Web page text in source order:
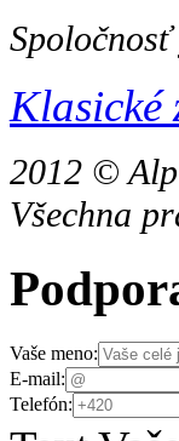
2012 ©
Všechna
Vaše meno:
E-mail:
Telefón: